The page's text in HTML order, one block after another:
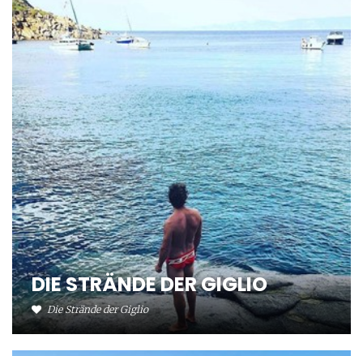
DIE STRÄNDE DER GIGLIO
Die Strände der Giglio